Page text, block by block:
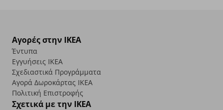
Αγορές στην IKEA
Έντυπα
Εγγυήσεις IKEA
Σχεδιαστικά Προγράμματα
Αγορά Δωρoκάρτας IKEA
Πολιτική Επιστροφής
Σχετικά με την IKEA